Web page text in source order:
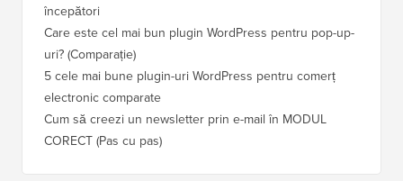
începători
Care este cel mai bun plugin WordPress pentru pop-up-
uri? (Comparație)
5 cele mai bune plugin-uri WordPress pentru comerț
electronic comparate
Cum să creezi un newsletter prin e-mail în MODUL
CORECT (Pas cu pas)